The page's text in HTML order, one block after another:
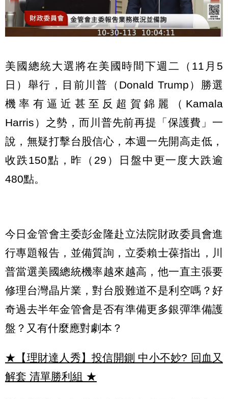
美國總統大選將在美國時間下週二（11月5
日）舉行，目前川普（Donald Trump）勝選
機率有逼近甚至反超賀錦麗（Kamala
Harris）之勢，而川普先前再提「保護費」一
說，無疑打擊台股信心，本週一先開高走低，
收跌150點，昨（29）日盤中更一度大跌逾
480點。
今日金管會主委彭金隆赴立法院財政委員會進
行專題報告，並備質詢，立委賴士葆指出，川
普當選美國總統機率越來越高，他一直主張要
修理台灣晶片業，對台股難道不是利空嗎？好
奇過去半年金管會是否有準備更多銀彈準備護
盤？又有什麼應對劇本？
★【理財達人秀】投信開鍘 中小不妙? 回血又
解套 清單勝利組 ★